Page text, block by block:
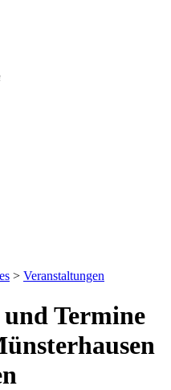
> Veranstaltungen
Termine